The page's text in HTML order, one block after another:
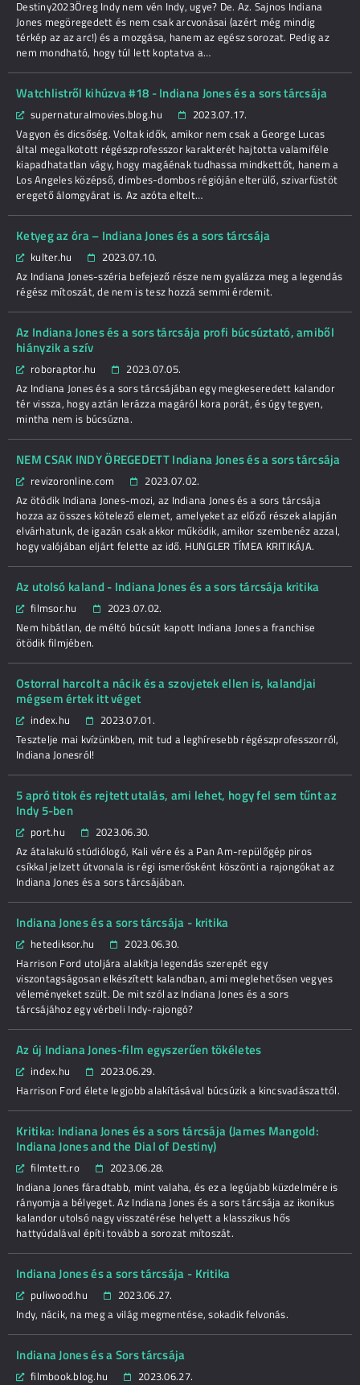
Destiny2023Öreg Indy nem vén Indy, ugye? De. Az. Sajnos Indiana
Jones megöregedett és nem csak arcvonásai (azért még mindig
térkép az az arc!) és a mozgása, hanem az egész sorozat. Pedig az
nem mondható, hogy túl lett koptatva a…
Watchlistről kihúzva #18 - Indiana Jones és a sors tárcsája
supernaturalmovies.blog.hu
2023.07.17.
Vagyon és dicsőség. Voltak idők, amikor nem csak a George Lucas
által megalkotott régészprofesszor karakterét hajtotta valamiféle
kiapadhatatlan vágy, hogy magáénak tudhassa mindkettőt, hanem a
Los Angeles középső, dimbes-dombos régióján elterülő, szivarfüstöt
eregető álomgyárat is. Az azóta eltelt…
Ketyeg az óra – Indiana Jones és a sors tárcsája
kulter.hu
2023.07.10.
Az Indiana Jones-széria befejező része nem gyalázza meg a legendás
régész mítoszát, de nem is tesz hozzá semmi érdemit.
Az Indiana Jones és a sors tárcsája profi búcsúztató, amiből
hiányzik a szív
roboraptor.hu
2023.07.05.
Az Indiana Jones és a sors tárcsájában egy megkeseredett kalandor
tér vissza, hogy aztán lerázza magáról kora porát, és úgy tegyen,
mintha nem is búcsúzna.
NEM CSAK INDY ÖREGEDETT Indiana Jones és a sors tárcsája
revizoronline.com
2023.07.02.
Az ötödik Indiana Jones-mozi, az Indiana Jones és a sors tárcsája
hozza az összes kötelező elemet, amelyeket az előző részek alapján
elvárhatunk, de igazán csak akkor működik, amikor szembenéz azzal,
hogy valójában eljárt felette az idő. HUNGLER TÍMEA KRITIKÁJA.
Az utolsó kaland - Indiana Jones és a sors tárcsája kritika
filmsor.hu
2023.07.02.
Nem hibátlan, de méltó búcsút kapott Indiana Jones a franchise
ötödik filmjében.
Ostorral harcolt a nácik és a szovjetek ellen is, kalandjai
mégsem értek itt véget
index.hu
2023.07.01.
Tesztelje mai kvízünkben, mit tud a leghíresebb régészprofesszorról,
Indiana Jonesról!
5 apró titok és rejtett utalás, ami lehet, hogy fel sem tűnt az
Indy 5-ben
port.hu
2023.06.30.
Az átalakuló stúdiólogó, Kali vére és a Pan Am-repülőgép piros
csíkkal jelzett útvonala is régi ismerősként köszönti a rajongókat az
Indiana Jones és a sors tárcsájában.
Indiana Jones és a sors tárcsája - kritika
hetediksor.hu
2023.06.30.
Harrison Ford utoljára alakítja legendás szerepét egy
viszontagságosan elkészített kalandban, ami meglehetősen vegyes
véleményeket szült. De mit szól az Indiana Jones és a sors
tárcsájához egy vérbeli Indy-rajongó?
Az új Indiana Jones-film egyszerűen tökéletes
index.hu
2023.06.29.
Harrison Ford élete legjobb alakításával búcsúzik a kincsvadászattól.
Kritika: Indiana Jones és a sors tárcsája (James Mangold:
Indiana Jones and the Dial of Destiny)
filmtett.ro
2023.06.28.
Indiana Jones fáradtabb, mint valaha, és ez a legújabb küzdelmére is
rányomja a bélyeget. Az Indiana Jones és a sors tárcsája az ikonikus
kalandor utolsó nagy visszatérése helyett a klasszikus hős
hattyúdalával építi tovább a sorozat mítoszát.
Indiana Jones és a sors tárcsája - Kritika
puliwood.hu
2023.06.27.
Indy, nácik, na meg a világ megmentése, sokadik felvonás.
Indiana Jones és a Sors tárcsája
filmbook.blog.hu
2023.06.27.